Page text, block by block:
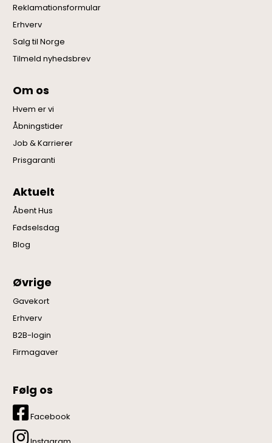
Reklamationsformular
Erhverv
Salg til Norge
Tilmeld nyhedsbrev
Om os
Hvem er vi
Åbningstider
Job & Karrierer
Prisgaranti
Aktuelt
Åbent Hus
Fødselsdag
Blog
Øvrige
Gavekort
Erhverv
B2B-login
Firmagaver
Følg os
Facebook